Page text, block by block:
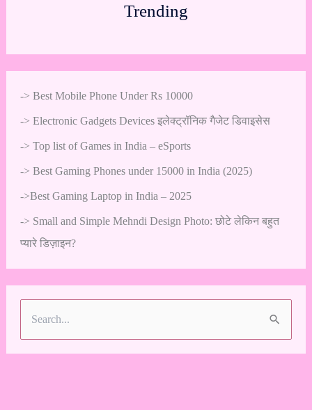
Trending
-> Best Mobile Phone Under Rs 10000
-> Electronic Gadgets Devices इलेक्ट्रॉनिक गैजेट डिवाइसेस
-> Top list of Games in India – eSports
-> Best Gaming Phones under 15000 in India (2025)
->Best Gaming Laptop in India – 2025
-> Small and Simple Mehndi Design Photo: छोटे लेकिन बहुत
प्यारे डिज़ाइन?